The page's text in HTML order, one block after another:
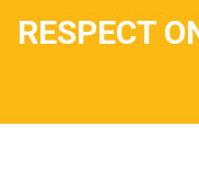
RESPECT